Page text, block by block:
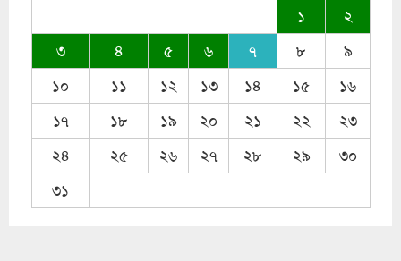
১
২
৩
৪ ৫ ৬ ৭ ৮
৯
১০
১১ ১২ ১৩ ১৪ ১৫
১৬
১৭
১৮ ১৯ ২০ ২১ ২২
২৩
২৪
২৫ ২৬ ২৭ ২৮ ২৯
৩০
৩১